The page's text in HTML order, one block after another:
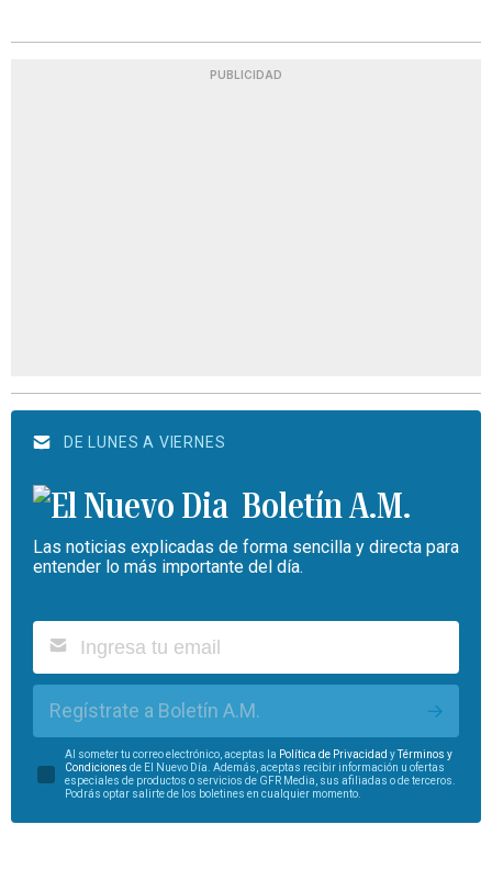
PUBLICIDAD
DE LUNES A VIERNES
Boletín A.M.
Las noticias explicadas de forma sencilla y directa para
entender lo más importante del día.
Regístrate a Boletín A.M.
Al someter tu correo electrónico, aceptas la Política de Privacidad yTérminos y
Condiciones de El Nuevo Día. Además, aceptas recibir información u ofertas
especiales de productos o servicios de GFR Media, sus afiliadas o de terceros.
Podrás optar salirte de los boletines en cualquier momento.